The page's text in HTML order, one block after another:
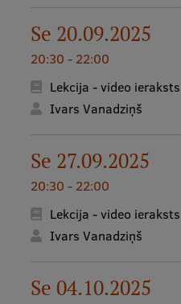
Doktorantūra
Rezidentūra
Par RSU
Se 20.09.2025
20:30 - 22:00
Lekcija - video ieraksts
Ivars Vanadziņš
Se 27.09.2025
20:30 - 22:00
Lekcija - video ieraksts
Ivars Vanadziņš
Se 04.10.2025